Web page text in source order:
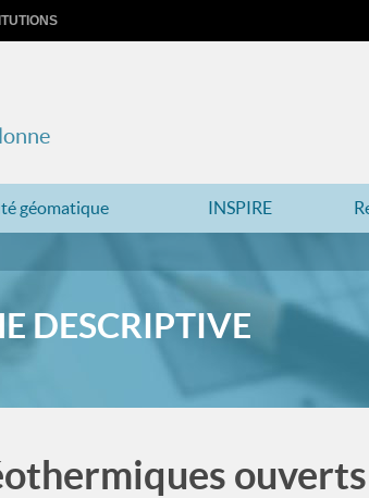
géomatique INSPIRE
DESCRIPTIVE